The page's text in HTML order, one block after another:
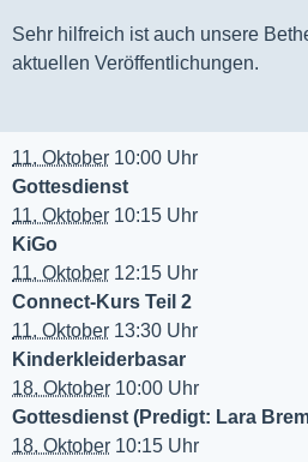
Sehr hilfreich ist auch unsere
aktuellen Veröffentlichungen.
11. Oktober 10:00 Uhr
Gottesdienst
11. Oktober 10:15 Uhr
KiGo
11. Oktober 12:15 Uhr
Connect-Kurs Teil 2
11. Oktober 13:30 Uhr
Kinderkleiderbasar
18. Oktober 10:00 Uhr
Gottesdienst (Predigt: Lara
18. Oktober 10:15 Uhr